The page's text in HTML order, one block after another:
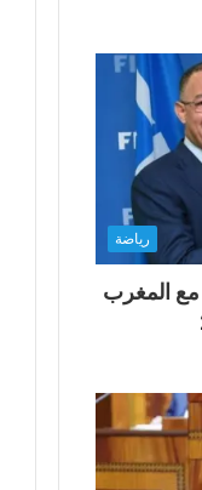
رياضة
مع المغرب